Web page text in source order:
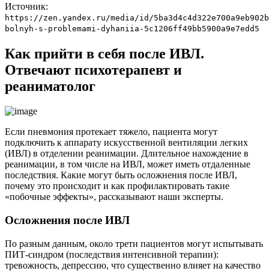
Источник:
https://zen.yandex.ru/media/id/
bolnyh-s-problemami-dyhaniia-5c1206ff49bb5900a9e7edd5
Как прийти в себя после ИВЛ.
Отвечают психотерапевт и
реаниматолог
Если пневмония протекает тяжело, пациента могут
подключить к аппарату искусственной вентиляции легких
(ИВЛ) в отделении реанимации. Длительное нахождение в
реанимации, в том числе на ИВЛ, может иметь отдаленные
последствия. Какие могут быть осложнения после ИВЛ,
почему это происходит и как профилактировать такие
«побочные эффекты», рассказывают наши эксперты.
Осложнения после ИВЛ
По разным данным, около трети пациентов могут испытывать
ПИТ-синдром (последствия интенсивной терапии):
тревожность, депрессию, что существенно влияет на качество